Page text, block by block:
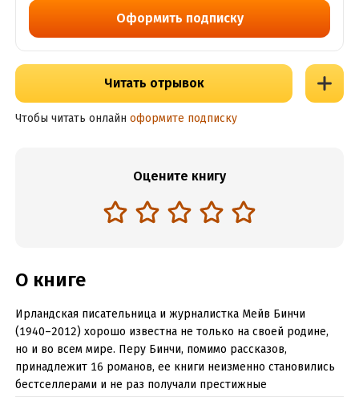
Оформить подписку
Читать отрывок
Чтобы читать онлайн оформите подписку
Оцените книгу
О книге
Ирландская писательница и журналистка Мейв Бинчи
(1940–2012) хорошо известна не только на своей родине,
но и во всем мире. Перу Бинчи, помимо рассказов,
принадлежит 16 романов, ее книги неизменно становились
бестселлерами и не раз получали престижные